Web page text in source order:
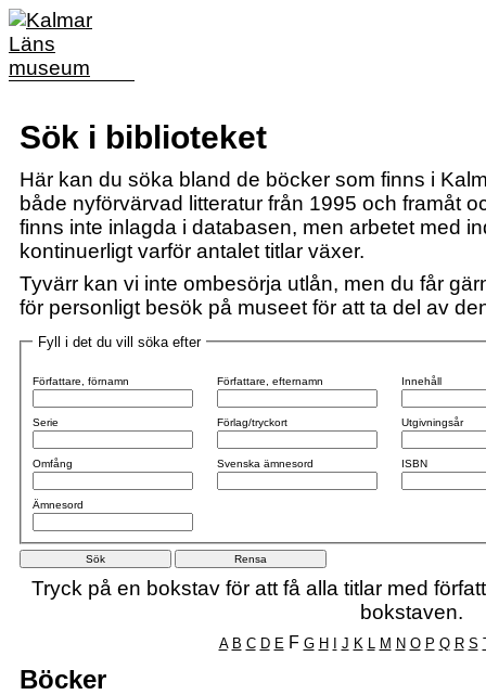
Sök i biblioteket
Här kan du söka bland de böcker som finns i
både nyförvärvad litteratur från 1995 och framåt
finns inte inlagda i databasen, men arbetet med
kontinuerligt varför antalet titlar växer.
Tyvärr kan vi inte ombesörja utlån, men du får
för personligt besök på museet för att ta del av
Fyll i det du vill söka efter
Författare, förnamn
Serie
Omfång
Ämnesord
Författare, efternamn
Förlag/tryckort
Svenska ämnesord
Innehåll
Utgivningsår
ISBN
Tryck på en bokstav för att få alla titlar med
bokstaven.
A B C D E F G H I J K L M N O P Q R S
Böcker